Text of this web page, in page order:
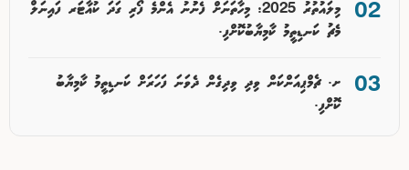
މިލައުތުރު 2025: މިހާތަނަށް ފެނުުނު އެންމެ ފޯރި ގަދަ ކުއާޓަރ ފައިނަލް
މެޗު ކަނޑިތީމު ކާމިޔާބުކޮށްފި.
ށ. ޗެމްޕިއަންކަން ވިދި ވިދިގެން ދެވަނަ ފަހަރަށް ކަނޑިތީމު ކާމިޔާބު
ކޮށްފި.